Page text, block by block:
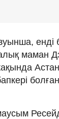
енді
маман